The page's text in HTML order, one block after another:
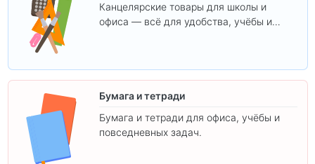
Канцелярские товары для школы и
офиса — всё для удобства, учёбы и
Бумага и тетради
Бумага и тетради для офиса, учёбы и
повседневных задач.